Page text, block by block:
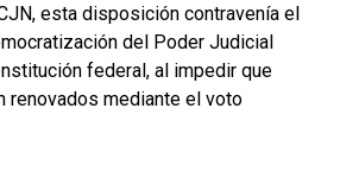
esta disposición contravenía el
del Poder Judicial
federal, al impedir que
renovados mediante el voto